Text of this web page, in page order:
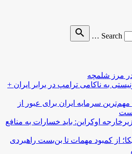
Search …
search
مرز شلمچه
به ناکامی ترامپ در برابر ایران +
سرمایه ایران برای عبور از
اوکراین: باید خسارات به منافع
از کمبود مهمات تا بن‌بست راهبردی